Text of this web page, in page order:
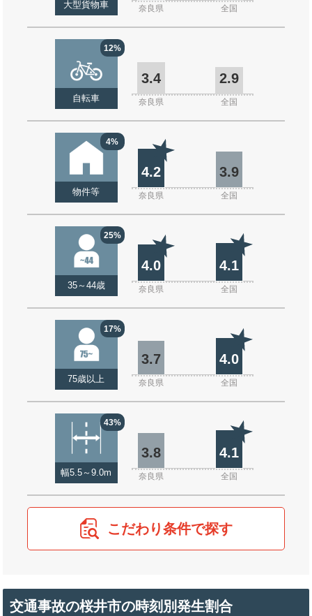
大型貨物車 奈良県 全国
12%
自転車
3.4 2.9
奈良県 全国
4%
物件等
4.2 3.9
奈良県 全国
25%
35～44歳
4.0 4.1
奈良県 全国
17%
75歳以上
3.7 4.0
奈良県 全国
43%
幅5.5～9.0m
3.8 4.1
奈良県 全国
こだわり条件で探す
交通事故の桜井市の時刻別発生割合